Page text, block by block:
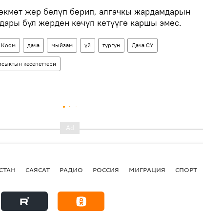
жер бөлүп берип, алгачкы жардамдарын
бул жерден көчүп кетүүгө каршы эмес.
Коом дача мыйзам үй тургун Дача СУ
кесепеттери
САЯСАТ РАДИО РОССИЯ МИГРАЦИЯ СПОРТ